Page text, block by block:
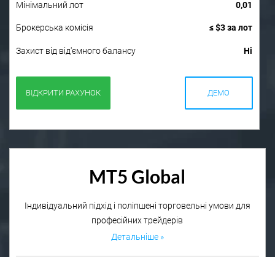
Мінімальний лот 0,01
Брокерська комісія ≤ $3 за лот
Захист від від'ємного балансу Ні
ВІДКРИТИ РАХУНОК ДЕМО
MT5 Global
Індивідуальний підхід і поліпшені торговельні умови для
професійних трейдерів
Детальніше »